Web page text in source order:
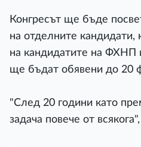
Конгресът ще бъде
на отделните кандидати,
на кандидатите на ФХНП
ще бъдат обявени до 20
"След 20 години като
задача повече от